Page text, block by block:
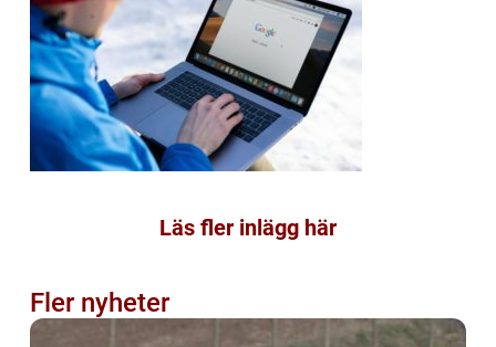
Läs fler inlägg här
Fler nyheter